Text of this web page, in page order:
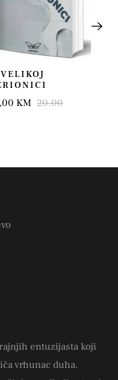
KM 20.00
entuzijasta koji
vrhunac duha.